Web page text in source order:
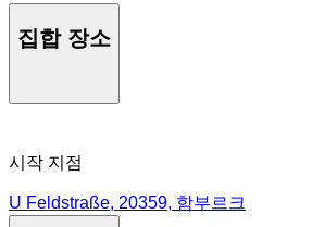
집합 장소
시작 지점
U Feldstraße, 20359, 함부르크